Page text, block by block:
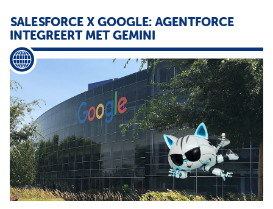
SALESFORCE X GOOGLE: AGENTFORCE
INTEGREERT MET GEMINI